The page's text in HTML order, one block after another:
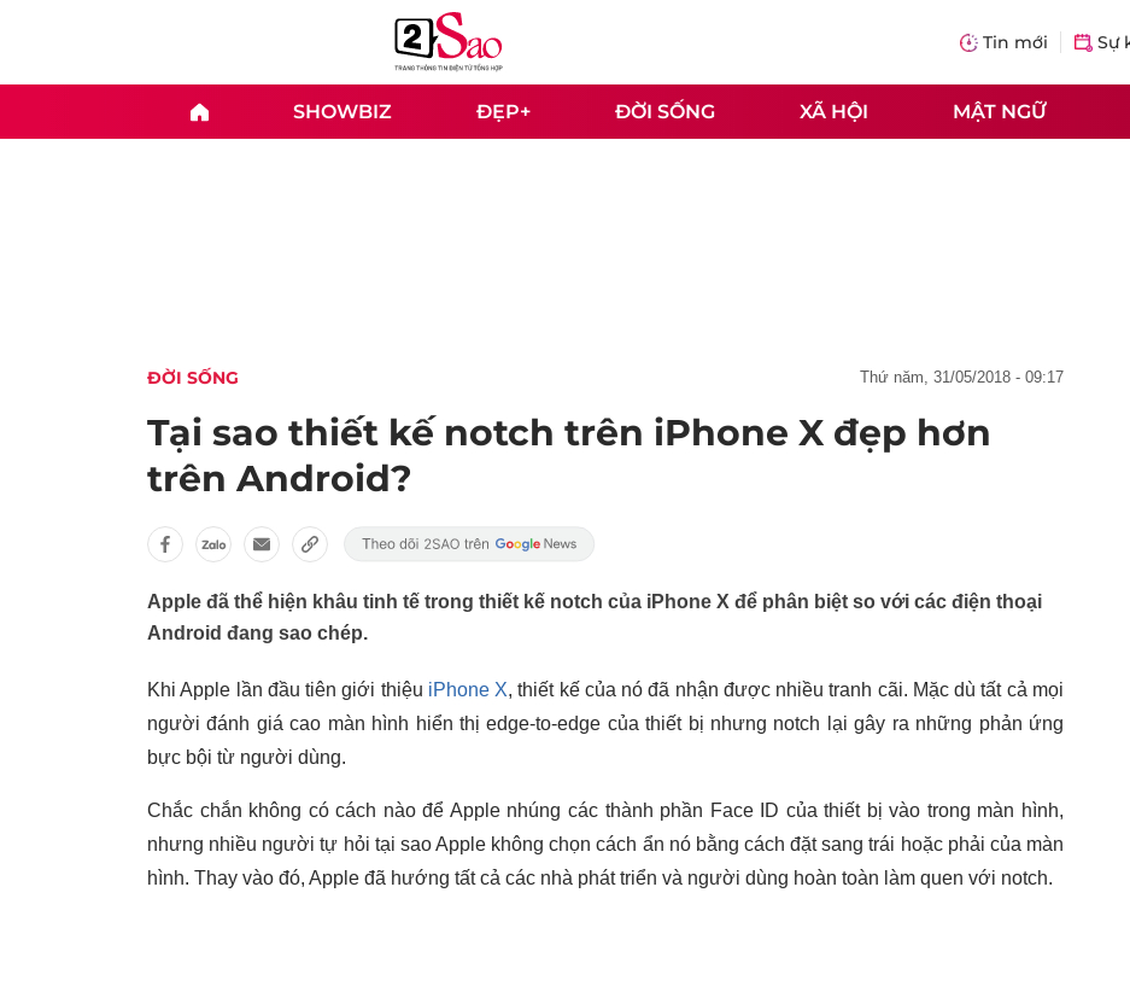
Tin mới Sự
SHOWBIZ ĐẸP+ ĐỜI SỐNG XÃ HỘI MẬT NGỮ
ĐỜI SỐNG thứ năm, 31/05/2018 - 09:17
Tại sao thiết kế notch trên iPhone X đẹp hơn
trên Android?
Apple đã thể hiện khâu tinh tế trong thiết kế notch của iPhone X để phân biệt so với các điện thoại
Android đang sao chép.
Khi Apple lần đầu tiên giới thiệu iPhone X, thiết kế của nó đã nhận được nhiều tranh cãi. Mặc dù tất cả mọi
người đánh giá cao màn hình hiển thị edge-to-edge của thiết bị nhưng notch lại gây ra những phản ứng
bực bội từ người dùng.
Chắc chắn không có cách nào để Apple nhúng các thành phần Face ID của thiết bị vào trong màn hình,
nhưng nhiều người tự hỏi tại sao Apple không chọn cách ẩn nó bằng cách đặt sang trái hoặc phải của màn
hình. Thay vào đó, Apple đã hướng tất cả các nhà phát triển và người dùng hoàn toàn làm quen với notch.